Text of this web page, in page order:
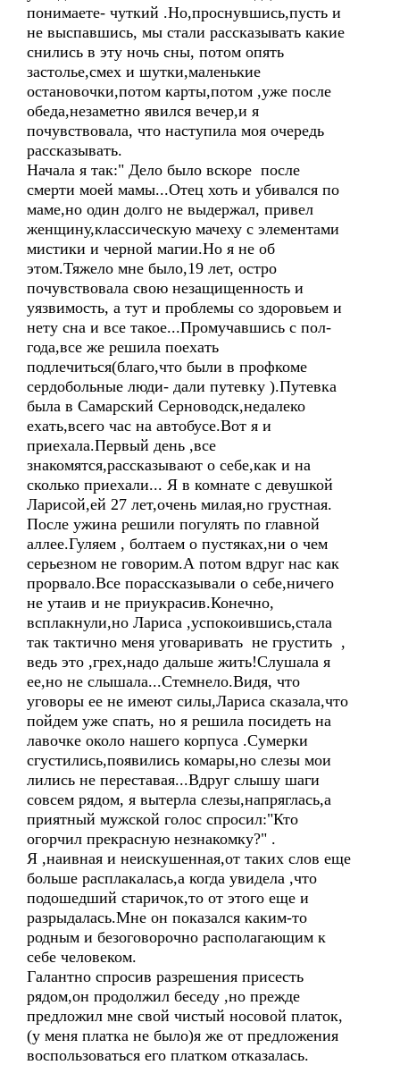
понимаете- чуткий .Но,проснувшись,пусть и
не выспавшись, мы стали рассказывать какие
снились в эту ночь сны, потом опять
застолье,смех и шутки,маленькие
остановочки,потом карты,потом ,уже после
обеда,незаметно явился вечер,и я
почувствовала, что наступила моя очередь
рассказывать.
Начала я так:" Дело было вскоре после
смерти моей мамы...Отец хоть и убивался по
маме,но один долго не выдержал, привел
женщину,классическую мачеху с элементами
мистики и черной магии.Но я не об
этом.Тяжело мне было,19 лет, остро
почувствовала свою незащищенность и
уязвимость, а тут и проблемы со здоровьем и
нету сна и все такое...Промучавшись с пол-
года,все же решила поехать
подлечиться(благо,что были в профкоме
сердобольные люди- дали путевку ).Путевка
была в Самарский Серноводск,недалеко
ехать,всего час на автобусе.Вот я и
приехала.Первый день ,все
знакомятся,рассказывают о себе,как и на
сколько приехали... Я в комнате с девушкой
Ларисой,ей 27 лет,очень милая,но грустная.
После ужина решили погулять по главной
аллее.Гуляем , болтаем о пустяках,ни о чем
серьезном не говорим.А потом вдруг нас как
прорвало.Все порассказывали о себе,ничего
не утаив и не приукрасив.Конечно,
всплакнули,но Лариса ,успокоившись,стала
так тактично меня уговаривать не грустить ,
ведь это ,грех,надо дальше жить!Слушала я
ее,но не слышала...Стемнело.Видя, что
уговоры ее не имеют силы,Лариса сказала,что
пойдем уже спать, но я решила посидеть на
лавочке около нашего корпуса .Сумерки
сгустились,появились комары,но слезы мои
лились не переставая...Вдруг слышу шаги
совсем рядом, я вытерла слезы,напряглась,а
приятный мужской голос спросил:"Кто
огорчил прекрасную незнакомку?" .
Я ,наивная и неискушенная,от таких слов еще
больше расплакалась,а когда увидела ,что
подошедший старичок,то от этого еще и
разрыдалась.Мне он показался каким-то
родным и безоговорочно располагающим к
себе человеком.
Галантно спросив разрешения присесть
рядом,он продолжил беседу ,но прежде
предложил мне свой чистый носовой платок,
(у меня платка не было)я же от предложения
воспользоваться его платком отказалась.